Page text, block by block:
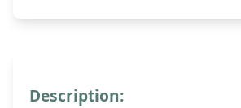
Description: